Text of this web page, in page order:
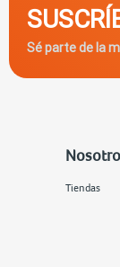
Sé parte de la
Tiendas